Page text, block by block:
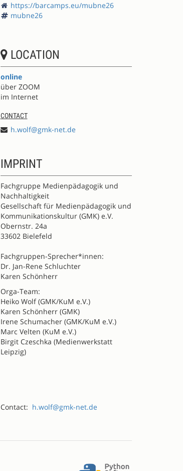
https://barcamps.eu/mubne26
mubne26
LOCATION
online
über ZOOM
im Internet
CONTACT
h.wolf@gmk-net.de
IMPRINT
Fachgruppe Medienpädagogik und
Nachhaltigkeit
Gesellschaft für Medienpädagogik und
Kommunikationskultur (GMK) e.V.
Obernstr. 24a
33602 Bielefeld
Fachgruppen-Sprecher*innen:
Dr. Jan-Rene Schluchter
Karen Schönherr
Orga-Team:
Heiko Wolf (GMK/KuM e.V.)
Karen Schönherr (GMK)
Irene Schumacher (GMK/KuM e.V.)
Marc Velten (KuM e.V.)
Birgit Czeschka (Medienwerkstatt
Leipzig)
Contact: h.wolf@gmk-net.de